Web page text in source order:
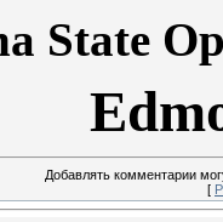
State
Добавлять комментарии
[